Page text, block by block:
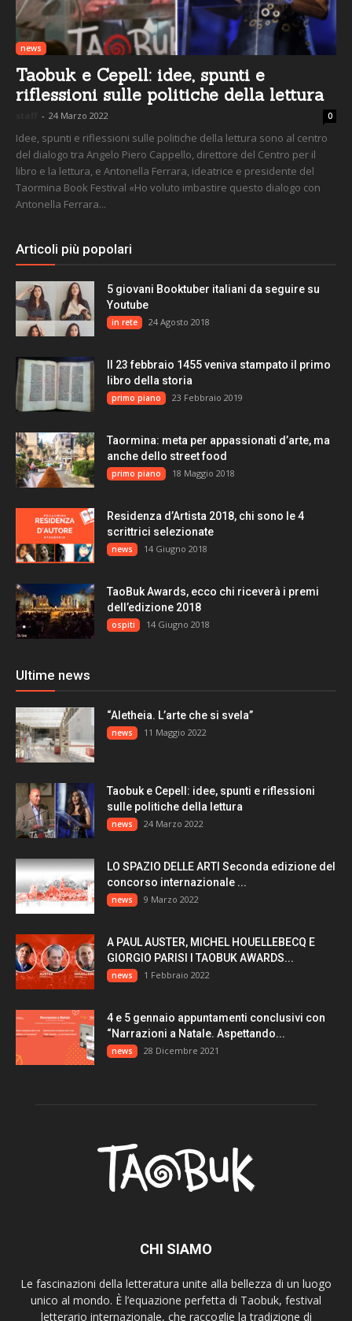
news
Taobuk e Cepell: idee, spunti e
riflessioni sulle politiche della lettura
- 24 Marzo 2022 0
Idee, spunti e riflessioni sulle politiche della lettura sono al centro
del dialogo tra Angelo Piero Cappello, direttore del Centro per il
libro e la lettura, e Antonella Ferrara, ideatrice e presidente del
Taormina Book Festival «Ho voluto imbastire questo dialogo con
Antonella Ferrara...
Articoli più popolari
5 giovani Booktuber italiani da seguire su
Youtube
in rete 24 Agosto 2018
Il 23 febbraio 1455 veniva stampato il primo
libro della storia
primo piano 23 Febbraio 2019
Taormina: meta per appassionati d’arte, ma
anche dello street food
primo piano 18 Maggio 2018
Residenza d’Artista 2018, chi sono le 4
scrittrici selezionate
news 14 Giugno 2018
TaoBuk Awards, ecco chi riceverà i premi
dell’edizione 2018
ospiti 14 Giugno 2018
Ultime news
“Aletheia. L’arte che si svela”
news 11 Maggio 2022
Taobuk e Cepell: idee, spunti e riflessioni
sulle politiche della lettura
news 24 Marzo 2022
LO SPAZIO DELLE ARTI Seconda edizione del
concorso internazionale ...
news 9 Marzo 2022
A PAUL AUSTER, MICHEL HOUELLEBECQ E
GIORGIO PARISI I TAOBUK AWARDS...
news 1 Febbraio 2022
4 e 5 gennaio appuntamenti conclusivi con
“Narrazioni a Natale. Aspettando...
news 28 Dicembre 2021
CHI SIAMO
Le fascinazioni della letteratura unite alla bellezza di un luogo
unico al mondo. È l’equazione perfetta di Taobuk, festival
letterario internazionale, che raccoglie la tradizione di